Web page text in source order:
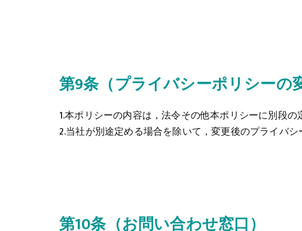
第9条（プライバシーポリシーの
1.本ポリシーの内容は，法令その他本ポリシーに別段
2.当社が別途定める場合を除いて，変更後のプライバ
第10条（お問い合わせ窓口）